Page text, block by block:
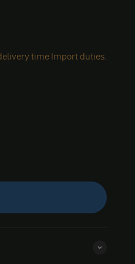
time Import duties,